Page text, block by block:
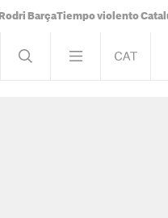
Rodri BarçaTiempo violento